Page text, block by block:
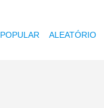
POPULAR ALEATÓRIO